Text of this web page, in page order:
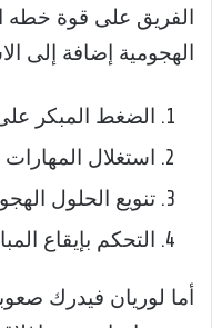
الفريق على قوة خطه
الهجومية إضافة إلى
الضغط المبكر
استغلال المهارات
تنويع الحلول
التحكم بإيقاع
أما لوريان فيدرك